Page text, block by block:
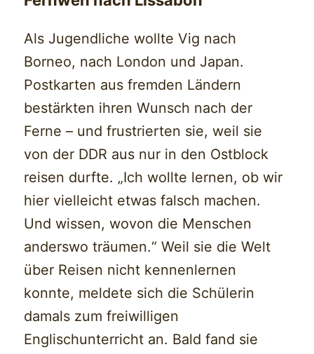
Als Jugendliche wollte Vig nach
Borneo, nach London und Japan.
Postkarten aus fremden Ländern
bestärkten ihren Wunsch nach der
Ferne – und frustrierten sie, weil sie
von der DDR aus nur in den Ostblock
reisen durfte. „Ich wollte lernen, ob wir
hier vielleicht etwas falsch machen.
Und wissen, wovon die Menschen
anderswo träumen.“ Weil sie die Welt
über Reisen nicht kennenlernen
konnte, meldete sich die Schülerin
damals zum freiwilligen
Englischunterricht an. Bald fand sie